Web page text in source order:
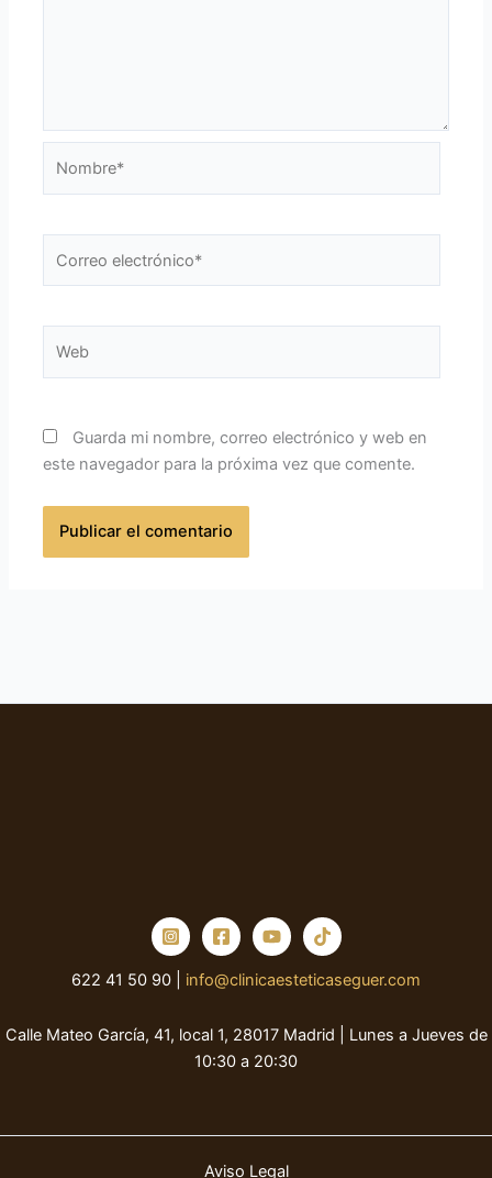
electrónico*
Guarda mi nombre, correo electrónico y web en
este navegador para la próxima vez que comente.
622 41 50 90 | info@clinicaesteticaseguer.com
Calle Mateo García, 41, local 1, 28017 Madrid | Lunes a Jueves de
10:30 a 20:30
Aviso Legal